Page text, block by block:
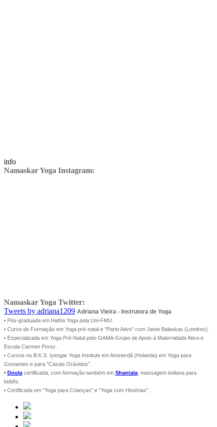
info
Namaskar Yoga Instagram:
Namaskar Yoga Twitter:
Tweets by adriana1209 Adriana Vieira - Instrutora de Yoga
• Pós-graduada em Hatha Yoga pela Uni-FMU.
• Curso de Formação em Yoga pré-natal e "Parto Ativo" com Janet Balaskas (Londres).
• Especializada em Yoga Pré-Natal pelo GAMA-Grupo de Apoio à Maternidade Ativa e
Escola Carmen Perez.
• Cursos no B.K.S. Iyengar Yoga Institute em Amsterdã (Holanda) em Yoga para
Gestantes e para "Casais Grávidos".
• Doula certificada, com formação também em Shantala , massagem indiana para
bebês.
• Certificada em "Yoga para Crianças" e "Yoga com Histórias".